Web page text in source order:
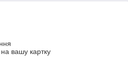
вашу картку